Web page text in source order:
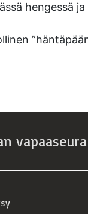
hengessä ja